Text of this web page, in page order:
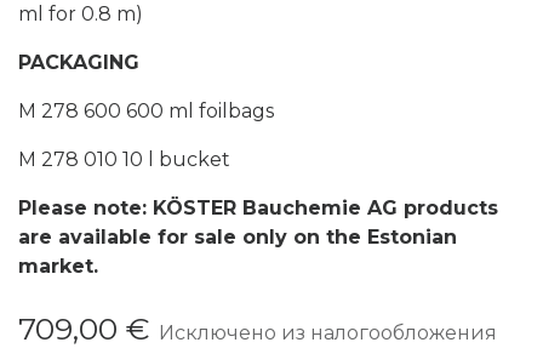
ml for 0.8 m)
PACKAGING
M 278 600 600 ml foilbags
M 278 010 10 l bucket
Please note: KÖSTER Bauchemie AG products
are available for sale only on the Estonian
market.
709,00 € Исключено из налогообложения